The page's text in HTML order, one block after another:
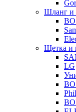
Шланг и
Щетка и
LG